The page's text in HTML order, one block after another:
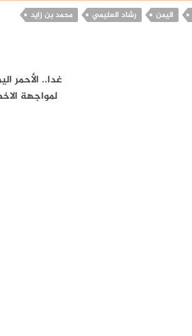
اليمن رشاد العليمي محمد بن زايد
غدا.. الأحمر
لمواجهة